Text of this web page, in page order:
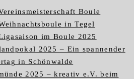
Boule
in Tegel
im Boule 2025
2025 – Ein spannender
in Schönwalde
2025 – kreativ e.V. beim